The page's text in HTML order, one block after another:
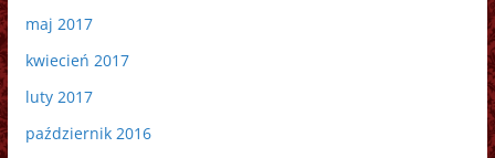
maj 2017
kwiecień 2017
luty 2017
październik 2016